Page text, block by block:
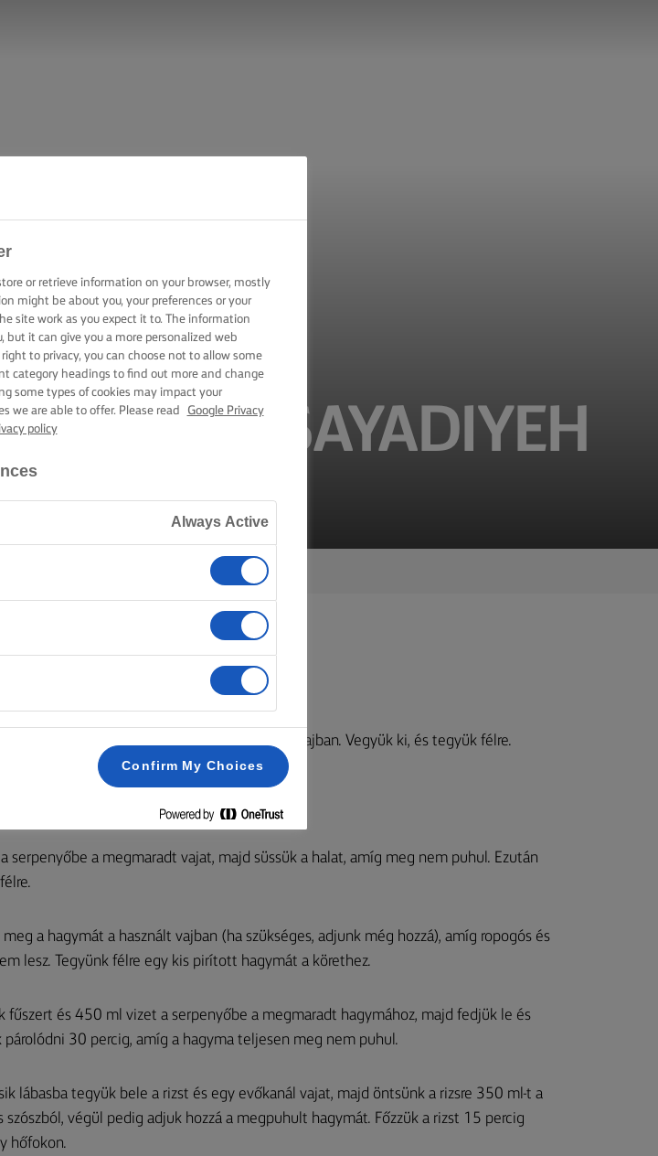
- SAYADIYEH
pirítsuk barnára a diót egy evőkanál vajban. Vegyük ki, és tegyük félre.
serpenyőbe a megmaradt vajat, majd süssük a halat, amíg meg nem puhul. Ezután
meg a hagymát a használt vajban (ha szükséges, adjunk még hozzá), amíg ropogós és
lesz. Tegyünk félre egy kis pirított hagymát a körethez.
fűszert és 450 ml vizet a serpenyőbe a megmaradt hagymához, majd fedjük le és
párolódni 30 percig, amíg a hagyma teljesen meg nem puhul.
lábasba tegyük bele a rizst és egy evőkanál vajat, majd öntsünk a rizsre 350 ml-t a
szószból, végül pedig adjuk hozzá a megpuhult hagymát. Főzzük a rizst 15 percig
hőfokon.
or retrieve information on your browser, mostly
might be about you, your preferences or your
site work as you expect it to. The information
it can give you a more personalized web
to privacy, you can choose not to allow some
category headings to find out more and change
some types of cookies may impact your
we are able to offer. Please read
Google Privacy
policy
Always Active
Confirm My Choices